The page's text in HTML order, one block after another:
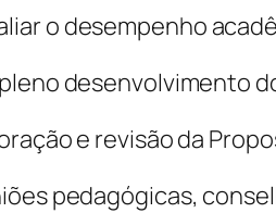
o desempenho
desenvolvimento
e revisão da
pedagógicas,